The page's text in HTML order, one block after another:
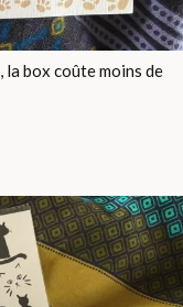
box coûte moins de